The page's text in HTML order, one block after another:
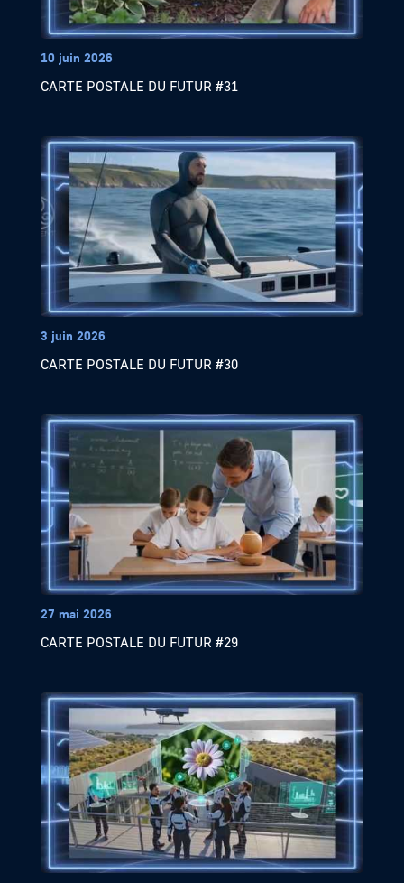
10 juin 2026
CARTE POSTALE DU FUTUR #31
3 juin 2026
CARTE POSTALE DU FUTUR #30
27 mai 2026
CARTE POSTALE DU FUTUR #29